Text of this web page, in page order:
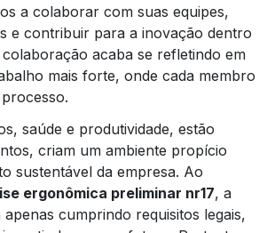
a colaborar com suas equipes,
e contribuir para a inovação dentro
colaboração acaba se refletindo em
mais forte, onde cada membro
saúde e produtividade, estão
criam um ambiente propício
sustentável da empresa. Ao
ergonômica preliminar nr17, a
cumprindo requisitos legais,